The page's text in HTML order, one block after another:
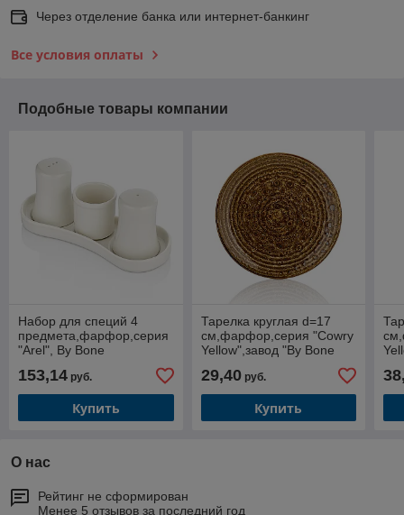
Через отделение банка или интернет-банкинг
Все условия оплаты
Подобные товары компании
Набор для специй 4
предмета,фарфор,серия
"Arel", By Bone
153,14 руб.
Купить
Тарелка круглая d=17
см,фарфор,серия "Cowry
Yellow",завод "By Bone
29,40руб.
Купить
О нас
Рейтинг не сформирован
Менее 5 отзывов за последний год